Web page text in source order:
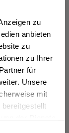
zu
anbieten
zu
zu Ihrer
für
Unsere
mit